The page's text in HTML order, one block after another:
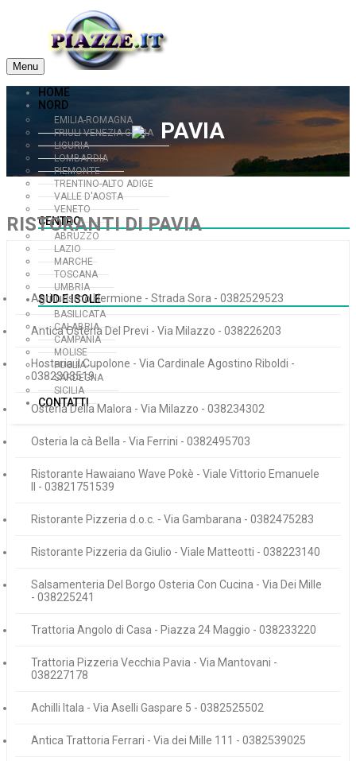
Menu
HOME
NORD
EMILIA-ROMAGNA
FRIULI-VENEZIA GIULIA
LIGURIA
LOMBARDIA
PIEMONTE
TRENTINO-ALTO ADIGE
VALLE D'AOSTA
VENETO
CENTRO
ABRUZZO
LAZIO
MARCHE
TOSCANA
UMBRIA
SUD E ISOLE
BASILICATA
CALABRIA
CAMPANIA
MOLISE
PUGLIA
SARDEGNA
SICILIA
CONTATTI
PAVIA
RISTORANTI DI PAVIA
Agriturismo Hermione - Strada Sora - 0382529523
Antica Osteria Del Previ - Via Milazzo - 038226203
Hostaria il Cupolone - Via Cardinale Agostino Riboldi -
0382303519
Osteria Della Malora - Via Milazzo - 038234302
Osteria la cà Bella - Via Ferrini - 0382495703
Ristorante Hawaiano Wave Pokè - Viale Vittorio Emanuele
II - 03821751539
Ristorante Pizzeria d.o.c. - Via Gambarana - 0382475283
Ristorante Pizzeria da Giulio - Viale Matteotti - 038223140
Salsamenteria Del Borgo Osteria Con Cucina - Via Dei Mille
- 038225241
Trattoria Angolo di Casa - Piazza 24 Maggio - 038233220
Trattoria Pizzeria Vecchia Pavia - Via Mantovani -
038227178
Achilli Itala - Via Aselli Gaspare 5 - 0382525502
Antica Trattoria Ferrari - Via dei Mille 111 - 0382539025